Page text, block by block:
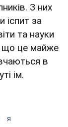
З них
іспит за
та науки
що це майже
в
ім.